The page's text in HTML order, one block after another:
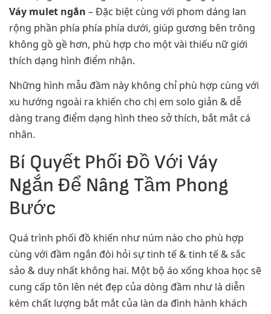
Váy mulet ngắn – Đặc biệt cùng với phom dáng lan
rộng phần phía phía phía dưới, giúp gương bên trông
không gồ gề hơn, phù hợp cho một vài thiếu nữ giới
thích dạng hình điểm nhận.
Những hình mẫu đầm này không chỉ phù hợp cùng với
xu hướng ngoài ra khiến cho chị em solo giản & dễ
dàng trang điểm dạng hình theo sở thích, bắt mắt cá
nhân.
Bí Quyết Phối Đồ Với Váy
Ngắn Để Nâng Tầm Phong
Bước
Quá trình phối đồ khiến như núm nào cho phù hợp
cùng với đầm ngắn đòi hỏi sự tinh tế & tinh tế & sắc
sảo & duy nhất không hai. Một bộ áo xống khoa học sẽ
cung cấp tôn lên nét đẹp của dòng đầm như là diễn
kém chất lượng bắt mắt của làn da đình hành khách